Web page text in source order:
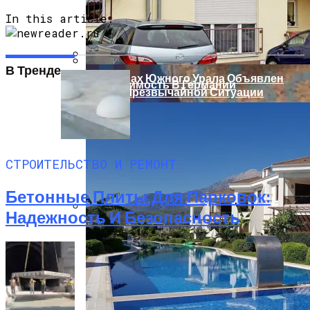
Бетонные Плиты Для Теплоизоляции:
Возможности И Преимущества
Очередные Ядерные Испытания
В Районах Южного Урала Объявлен
Режим Чрезвычайной Ситуации
Недвижимость В Германии
In this article:
В Тренде
СТРОИТЕЛЬСТВО И РЕМОНТ
Бетонные Плиты Для Парковок:
Надежность И Безопасность